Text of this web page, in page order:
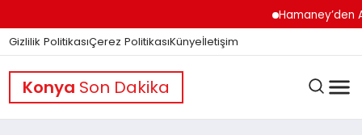
Hamaney’den
Gizlilik PolitikasıÇerez PolitikasıKünyeİletişim
Konya Son Dakika